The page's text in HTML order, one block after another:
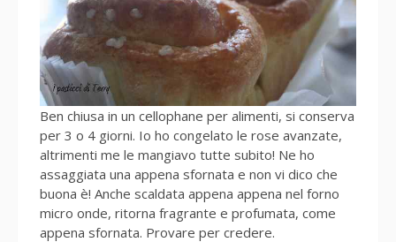
Ben chiusa in un cellophane per alimenti, si conserva
per 3 o 4 giorni. Io ho congelato le rose avanzate,
altrimenti me le mangiavo tutte subito! Ne ho
assaggiata una appena sfornata e non vi dico che
buona è! Anche scaldata appena appena nel forno
micro onde, ritorna fragrante e profumata, come
appena sfornata. Provare per credere.